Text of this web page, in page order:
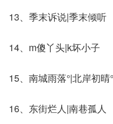
13、季末诉说|季末倾听
14、m傻丫头|k坏小子
15、南城雨落°|北岸初晴°
16、东街烂人|南巷孤人